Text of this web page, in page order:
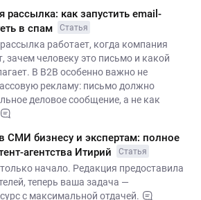
рассылка: как запустить email-
в спам
Статья
работает, когда компания
зачем человеку это письмо и какой
В B2B особенно важно не
рекламу: письмо должно
деловое сообщение, а не как
СМИ бизнесу и экспертам: полное
агентства Итирий
Статья
начало. Редакция предоставила
теперь ваша задача —
с максимальной отдачей.